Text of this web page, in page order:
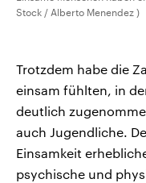
Stock / Alberto Menendez )
Trotzdem habe die
einsam fühlten, in
deutlich
auch Jugendliche.
Einsamkeit
psychische und